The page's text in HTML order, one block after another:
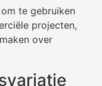
te gebruiken
projecten,
over